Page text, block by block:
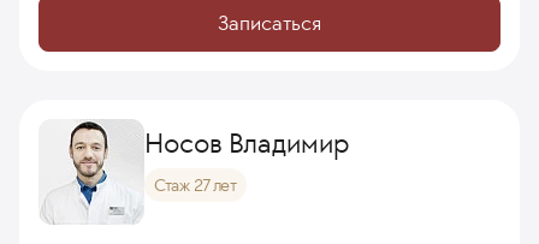
Записаться
Носов Владимир
Стаж 27 лет